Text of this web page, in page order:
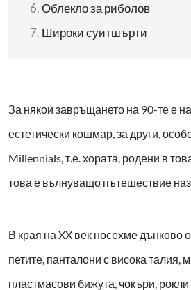
Облекло за риболов
Широки суитшърти
За някои завръщането на 90-те е
естетически кошмар, за други,
Millennials, т.е. хората, родени в
това е вълнуващо пътешествие
В края на XX век носехме дънково
петите, панталони с висока талия,
пластмасови бижута, чокъри,